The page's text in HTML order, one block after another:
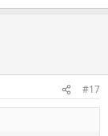
#17